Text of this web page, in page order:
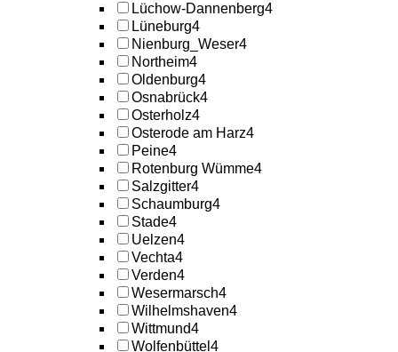
Lüchow-Dannenberg4
Lüneburg4
Nienburg_Weser4
Northeim4
Oldenburg4
Osnabrück4
Osterholz4
Osterode am Harz4
Peine4
Rotenburg Wümme4
Salzgitter4
Schaumburg4
Stade4
Uelzen4
Vechta4
Verden4
Wesermarsch4
Wilhelmshaven4
Wittmund4
Wolfenbüttel 4